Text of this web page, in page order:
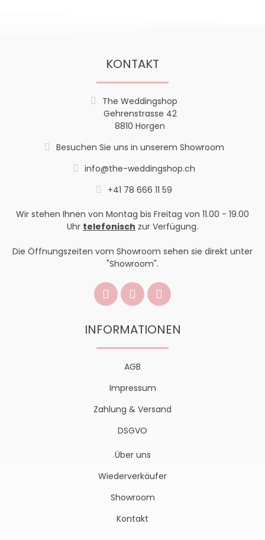
KONTAKT
The Weddingshop
Gehrenstrasse 42
8810 Horgen
Besuchen Sie uns in unserem Showroom
info@the-weddingshop.ch
+41 78 666 11 59
Wir stehen Ihnen von Montag bis Freitag von 11.00 - 19.00
Uhr telefonisch zur Verfügung.
Die Öffnungszeiten vom Showroom sehen sie direkt unter
"Showroom".
INFORMATIONEN
AGB
Impressum
Zahlung & Versand
DSGVO
Über uns
Wiederverkäufer
Showroom
Kontakt